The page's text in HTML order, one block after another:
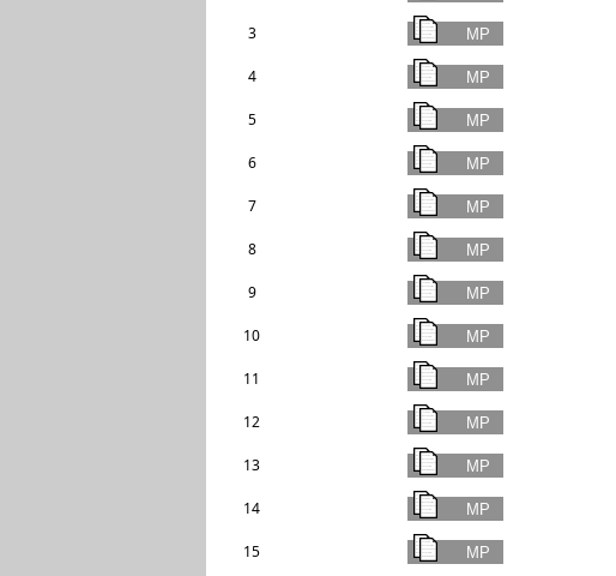
3
4
5
6
7
8
9
10
11
12
13
14
15